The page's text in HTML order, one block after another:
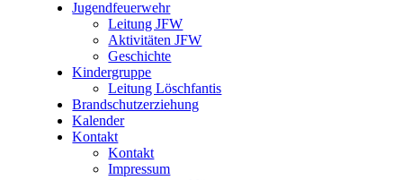
Jugendfeuerwehr
Leitung JFW
Aktivitäten JFW
Geschichte
Kindergruppe
Leitung Löschfantis
Brandschutzerziehung
Kalender
Kontakt
Kontakt
Impressum